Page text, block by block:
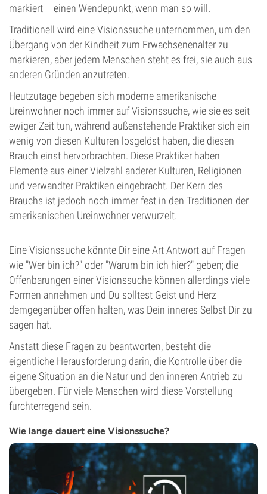
markiert – einen Wendepunkt, wenn man so will.
Traditionell wird eine Visionssuche unternommen, um den
Übergang von der Kindheit zum Erwachsenenalter zu
markieren, aber jedem Menschen steht es frei, sie auch aus
anderen Gründen anzutreten.
Heutzutage begeben sich moderne amerikanische
Ureinwohner noch immer auf Visionssuche, wie sie es seit
ewiger Zeit tun, während außenstehende Praktiker sich ein
wenig von diesen Kulturen losgelöst haben, die diesen
Brauch einst hervorbrachten. Diese Praktiker haben
Elemente aus einer Vielzahl anderer Kulturen, Religionen
und verwandter Praktiken eingebracht. Der Kern des
Brauchs ist jedoch noch immer fest in den Traditionen der
amerikanischen Ureinwohner verwurzelt.
Eine Visionssuche könnte Dir eine Art Antwort auf Fragen
wie "Wer bin ich?" oder "Warum bin ich hier?" geben; die
Offenbarungen einer Visionssuche können allerdings viele
Formen annehmen und Du solltest Geist und Herz
demgegenüber offen halten, was Dein inneres Selbst Dir zu
sagen hat.
Anstatt diese Fragen zu beantworten, besteht die
eigentliche Herausforderung darin, die Kontrolle über die
eigene Situation an die Natur und den inneren Antrieb zu
übergeben. Für viele Menschen wird diese Vorstellung
furchterregend sein.
Wie lange dauert eine Visionssuche?